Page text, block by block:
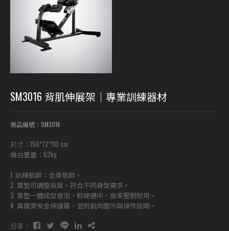
SM3016 背肌伸展架｜專業訓練器材
商品編號：SM3016
尺寸：150*72*110 cm
機台重量：62kg
1. 訓練肌群：全身肌群。
2. 靠墊可調整高度，符合不同身型需求。
3. 靠墊一體成型發泡，軟硬適中，皮革堅韌耐用。
4. 具鐵質安全保護罩，並附肌肉圖示與操作說明。
分享：